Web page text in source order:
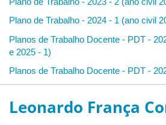
Plano de Trabalho - 2024 - 1 (ano civil
Planos de Trabalho Docente - PDT -
e 2025 - 1)
Planos de Trabalho Docente - PDT -
Leonardo França